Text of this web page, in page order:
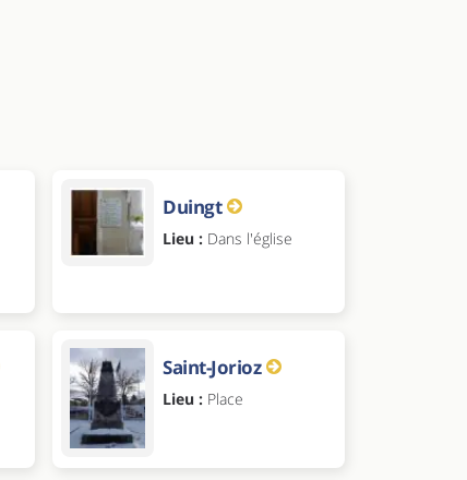
Duingt
Lieu : Dans l'église
Saint-Jorioz
Lieu : Place